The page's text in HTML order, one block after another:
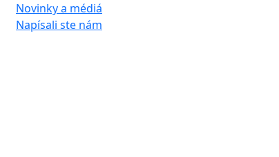
Novinky a médiá
Napísali ste nám